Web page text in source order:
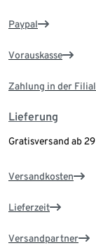
Paypal
Vorauskasse
Zahlung in der
Lieferung
Gratisversand ab
Versandkosten
Lieferzeit
Versandpartner